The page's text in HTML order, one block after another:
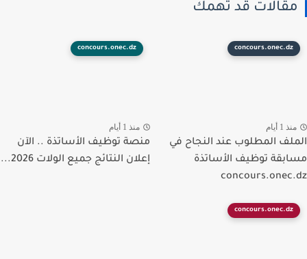
قد تهمك
concours.onec.dz
1 أيام
المطلوب عند النجاح في
توظيف الأساتذة
concours.onec.dz
منذ 1 أيام
منصة توظيف الأساتذة .. الآن
إعلان النتائج جميع الولات 2026...
concours.onec.dz